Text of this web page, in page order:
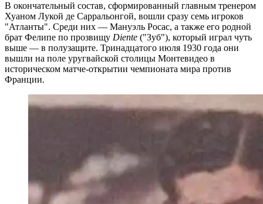
В окончательный состав, сформированный главным тренером
Хуаном Лукой де Сарральонгой, вошли сразу семь игроков
"Атланты". Среди них — Мануэль Росас, а также его родной
брат Фелипе по прозвищу Diente ("Зуб"), который играл чуть
выше — в полузащите. Тринадцатого июля 1930 года они
вышли на поле уругвайской столицы Монтевидео в
историческом матче-открытии чемпионата мира против
Франции.